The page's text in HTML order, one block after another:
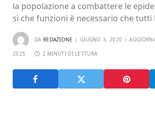
la popolazione a combattere le
sì che funzioni è necessario che tutti
DA REDAZIONE GIUGNO 3, 2020
2025 2 MINUTI DI LETTURA